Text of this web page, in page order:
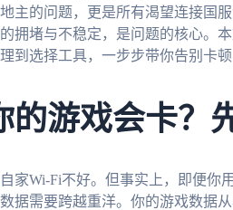
主的问题，更是所有渴望连接国
拥堵与不稳定，是问题的核心。
到选择工具，一步步带你告别卡顿
的游戏会卡？
家Wi-Fi不好。但事实上，即便你
据需要跨越重洋。你的游戏数据